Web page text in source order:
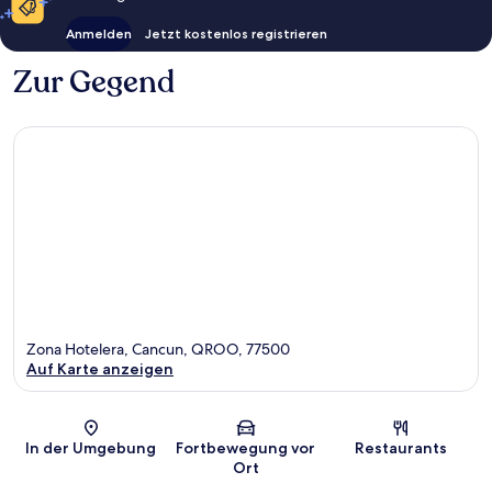
Anmelden Jetzt kostenlos registrieren
Zur Gegend
Karte
Zona Hotelera, Cancun, QROO, 77500
Auf Karte anzeigen
In der Umgebung
Fortbewegung vor
Ort
Restaurants